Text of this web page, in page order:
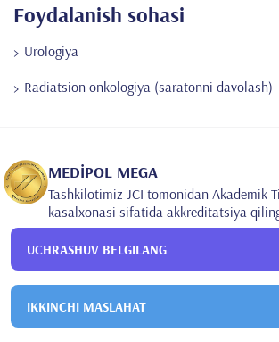
Foydalanish sohasi
Urologiya
Radiatsion onkologiya (saratonni davolash)
MEDİPOL MEGA
Tashkilotimiz JCI tomonidan Akademik
kasalxonasi sifatida akkreditatsiya
UCHRASHUV BELGILANG
IKKINCHI MASLAHAT